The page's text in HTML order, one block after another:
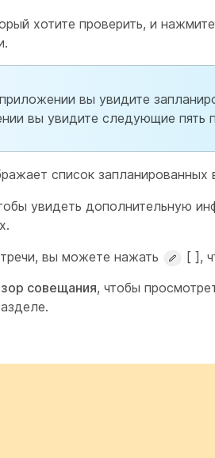
хотите проверить, и нажмите
вы увидите
вы увидите следующие пять
список запланированных
увидеть дополнительную
вы можете нажать
[ ],
совещания, чтобы